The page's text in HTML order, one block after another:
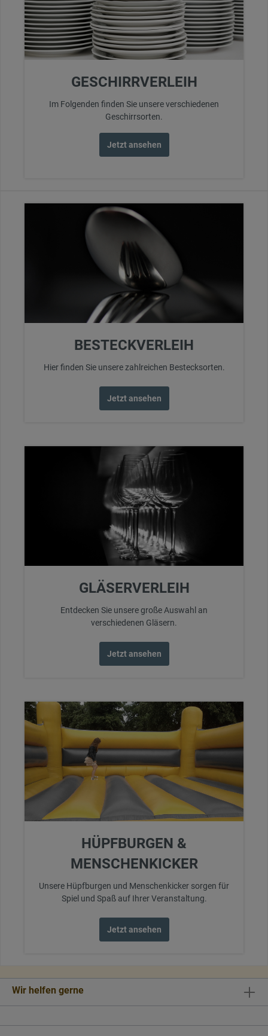
GESCHIRRVERLEIH
Im Folgenden finden Sie unsere verschiedenen
Geschirrsorten.
Jetzt ansehen
BESTECKVERLEIH
Hier finden Sie unsere zahlreichen Bestecksorten.
Jetzt ansehen
GLÄSERVERLEIH
Entdecken Sie unsere große Auswahl an
verschiedenen Gläsern.
Jetzt ansehen
HÜPFBURGEN &
MENSCHENKICKER
Unsere Hüpfburgen und Menschenkicker sorgen für
Spiel und Spaß auf Ihrer Veranstaltung.
Jetzt ansehen
Wir helfen gerne